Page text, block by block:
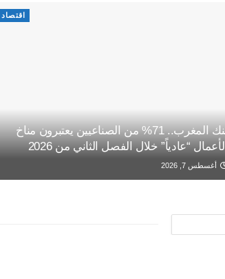
اقتصاد
بنك المغرب.. 71% من الصناعيين يعتبرون مناخ
“عادياً” خلال الفصل الثاني من 2026
أغسطس 7, 2026